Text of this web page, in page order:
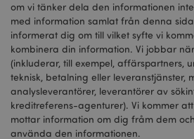
om vi tänker dela den informationen
med information samlat från denna
informerat dig om till vilket syfte vi
kombinera din information. Vi jobbar
(inkluderar, till exempel, affärspartners,
teknisk, betalning eller leveranstjänster,
analysleverantörer, leverantörer av
kreditreferens-agenturer). Vi kommer
mottar information om dig fråm dem
använda den informationen.